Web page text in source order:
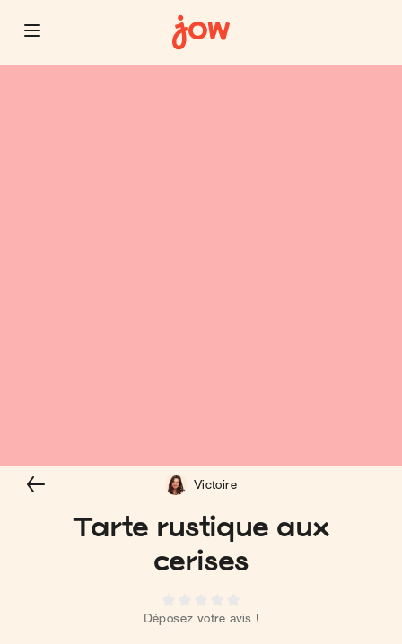
Tarte rustique aux
cerises
Déposez votre avis !
Victoire